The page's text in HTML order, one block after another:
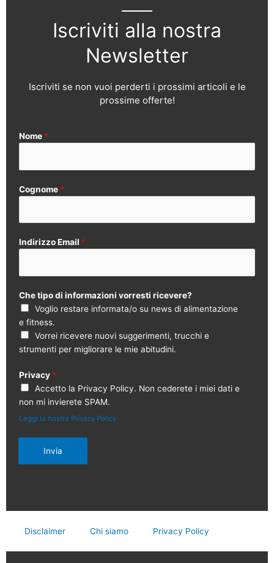
Iscriviti alla nostra
Newsletter
Iscriviti se non vuoi perderti i prossimi articoli e le
prossime offerte!
Nome *
Cognome *
Indirizzo Email *
Che tipo di informazioni vorresti ricevere?
Voglio restare informata/o su news di alimentazione
e fitness.
Vorrei ricevere nuovi suggerimenti, trucchi e
strumenti per migliorare le mie abitudini.
Privacy *
Accetto la Privacy Policy. Non cederete i miei dati e
non mi invierete SPAM.
Leggi la nostra Privacy Policy
Invia
Disclaimer Chi siamo Privacy Policy